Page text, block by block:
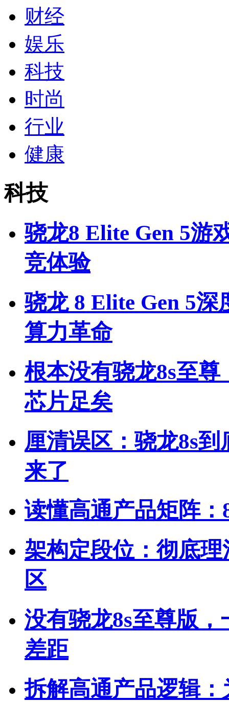
财经
娱乐
科技
时尚
行业
健康
科技
骁龙8 Elite Gen 5游
竞体验
骁龙 8 Elite Gen 5
算力革命
根本没有骁龙8s至
芯片足矣
厘清误区：骁龙8s
来了
读懂高通产品矩阵
架构定段位：彻底
区
没有骁龙8s至尊版，
差距
拆解高通产品逻辑